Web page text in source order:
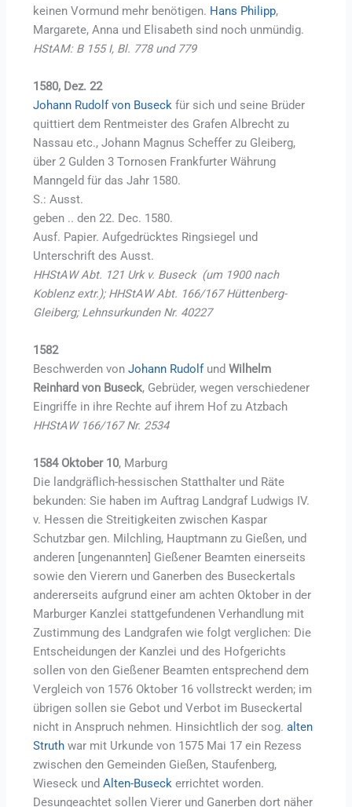
keinen Vormund mehr benötigen. Hans Philipp,
Margarete, Anna und Elisabeth sind noch unmündig.
HStAM: B 155 I, Bl. 778 und 779
1580, Dez. 22
Johann Rudolf von Buseck für sich und seine Brüder
quittiert dem Rentmeister des Grafen Albrecht zu
Nassau etc., Johann Magnus Scheffer zu Gleiberg,
über 2 Gulden 3 Tornosen Frankfurter Währung
Manngeld für das Jahr 1580.
S.: Ausst.
geben .. den 22. Dec. 1580.
Ausf. Papier. Aufgedrücktes Ringsiegel und
Unterschrift des Ausst.
HHStAW Abt. 121 Urk v. Buseck (um 1900 nach
Koblenz extr.); HHStAW Abt. 166/167 Hüttenberg-
Gleiberg; Lehnsurkunden Nr. 40227
1582
Beschwerden vonJohann RudolfundWilhelm
Reinhard von Buseck, Gebrüder, wegen verschiedener
Eingriffe in ihre Rechte auf ihrem Hof zu Atzbach
HHStAW 166/167 Nr. 2534
1584 Oktober 10, Marburg
Die landgräflich-hessischen Statthalter und Räte
bekunden: Sie haben im Auftrag Landgraf Ludwigs IV.
v. Hessen die Streitigkeiten zwischen Kaspar
Schutzbar gen. Milchling, Hauptmann zu Gießen, und
anderen [ungenannten] Gießener Beamten einerseits
sowie den Vierern und Ganerben des Buseckertals
andererseits aufgrund einer am achten Oktober in der
Marburger Kanzlei stattgefundenen Verhandlung mit
Zustimmung des Landgrafen wie folgt verglichen: Die
Entscheidungen der Kanzlei und des Hofgerichts
sollen von den Gießener Beamten entsprechend dem
Vergleich von 1576 Oktober 16 vollstreckt werden; im
übrigen sollen sie Gebot und Verbot im Buseckertal
nicht in Anspruch nehmen. Hinsichtlich der sog.alten
Struth war mit Urkunde von 1575 Mai 17 ein Rezess
zwischen den Gemeinden Gießen, Staufenberg,
Wieseck undAlten-Buseck errichtet worden.
Desungeachtet sollen Vierer und Ganerben dort näher